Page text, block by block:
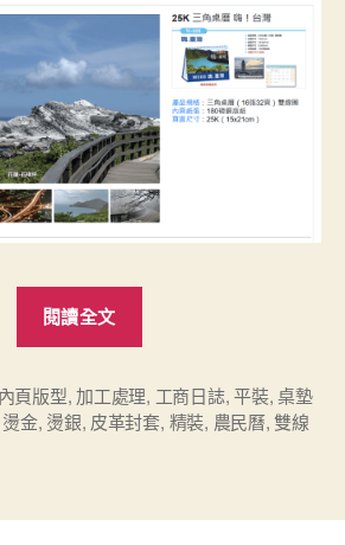
閱讀全文
2024
公
曆
內頁版型,加工處理, 工商日誌,平裝,桌墊
燙金, 燙銀, 皮革封套, 精裝, 農民曆,雙線